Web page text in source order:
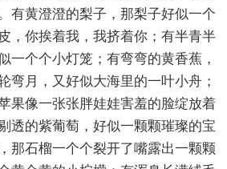
有黄澄澄的梨子，那梨子好似一个
，你挨着我，我挤着你；有半青半
一个个小灯笼；有弯弯的黄香蕉，
弯月，又好似大海里的一叶小舟；
果像一张张胖娃娃害羞的脸绽放着
透的紫葡萄，好似一颗颗璀璨的宝
那石榴一个个裂开了嘴露出一颗颗